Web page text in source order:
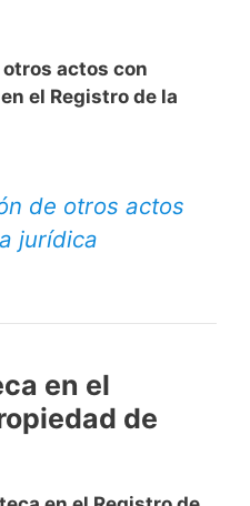
actos con
el Registro de la
de otros actos
jurídica
en el
de